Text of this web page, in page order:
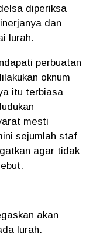
diperiksa
dan
lurah.
perbuatan
oknum
itu terbiasa
mesti
sejumlah staf
agar tidak
akan
lurah.